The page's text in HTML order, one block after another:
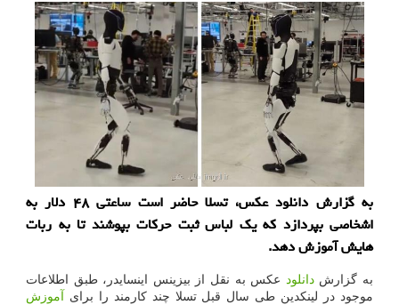
به گزارش دانلود عکس، تسلا حاضر است ساعتی ۴۸ دلار به
اشخاصی بپردازد که یک لباس ثبت حرکات بپوشند تا به ربات
هایش آموزش دهد.
به گزارشدانلود عکس به نقل از بیزینس اینسایدر، طبق اطلاعات
موجود در لینکدین طی سال قبل تسلا چند کارمند را برای
آموزش